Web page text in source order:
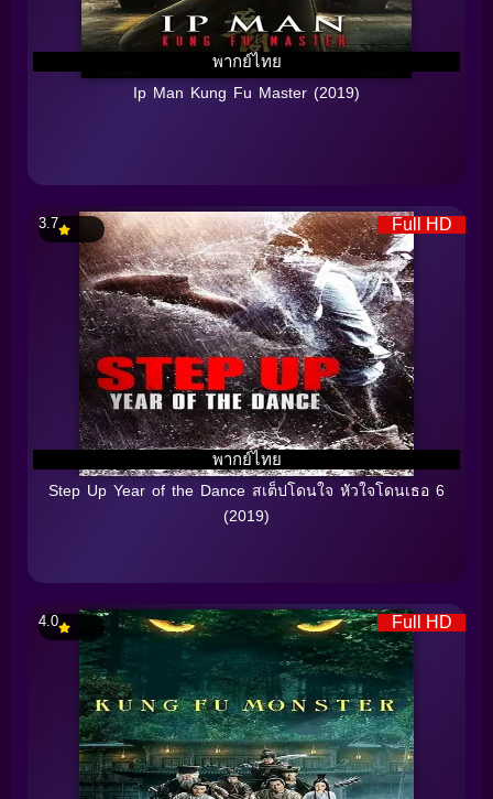
พากย์ไทย
Ip Man Kung Fu Master (2019)
Full HD
พากย์ไทย
3.7
Step Up Year of the Dance สเต็ปโดนใจ หัวใจโดนเธอ 6
(2019)
Full HD
4.0